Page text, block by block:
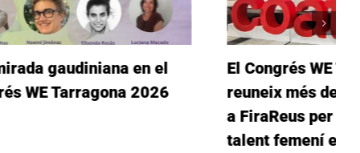
en el
2026
El Congrés WE Tarragona
reuneix més de 200 assistents
a FiraReus per impulsar el
talent femení en els sectors